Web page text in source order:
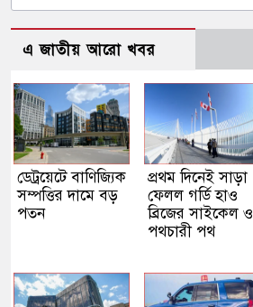
এ জাতীয় আরো খবর
ডেট্রয়েটে বাণিজ্যিক
সম্পত্তির দামে বড়
পতন
প্রথম দিনেই সাড়া
ফেলল গর্ডি হাও
ব্রিজের সাইকেল ও
পথচারী পথ